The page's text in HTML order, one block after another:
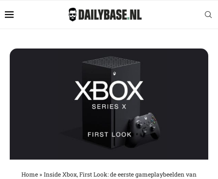
Home» Inside Xbox, First Look: de eerste gameplaybeelden van